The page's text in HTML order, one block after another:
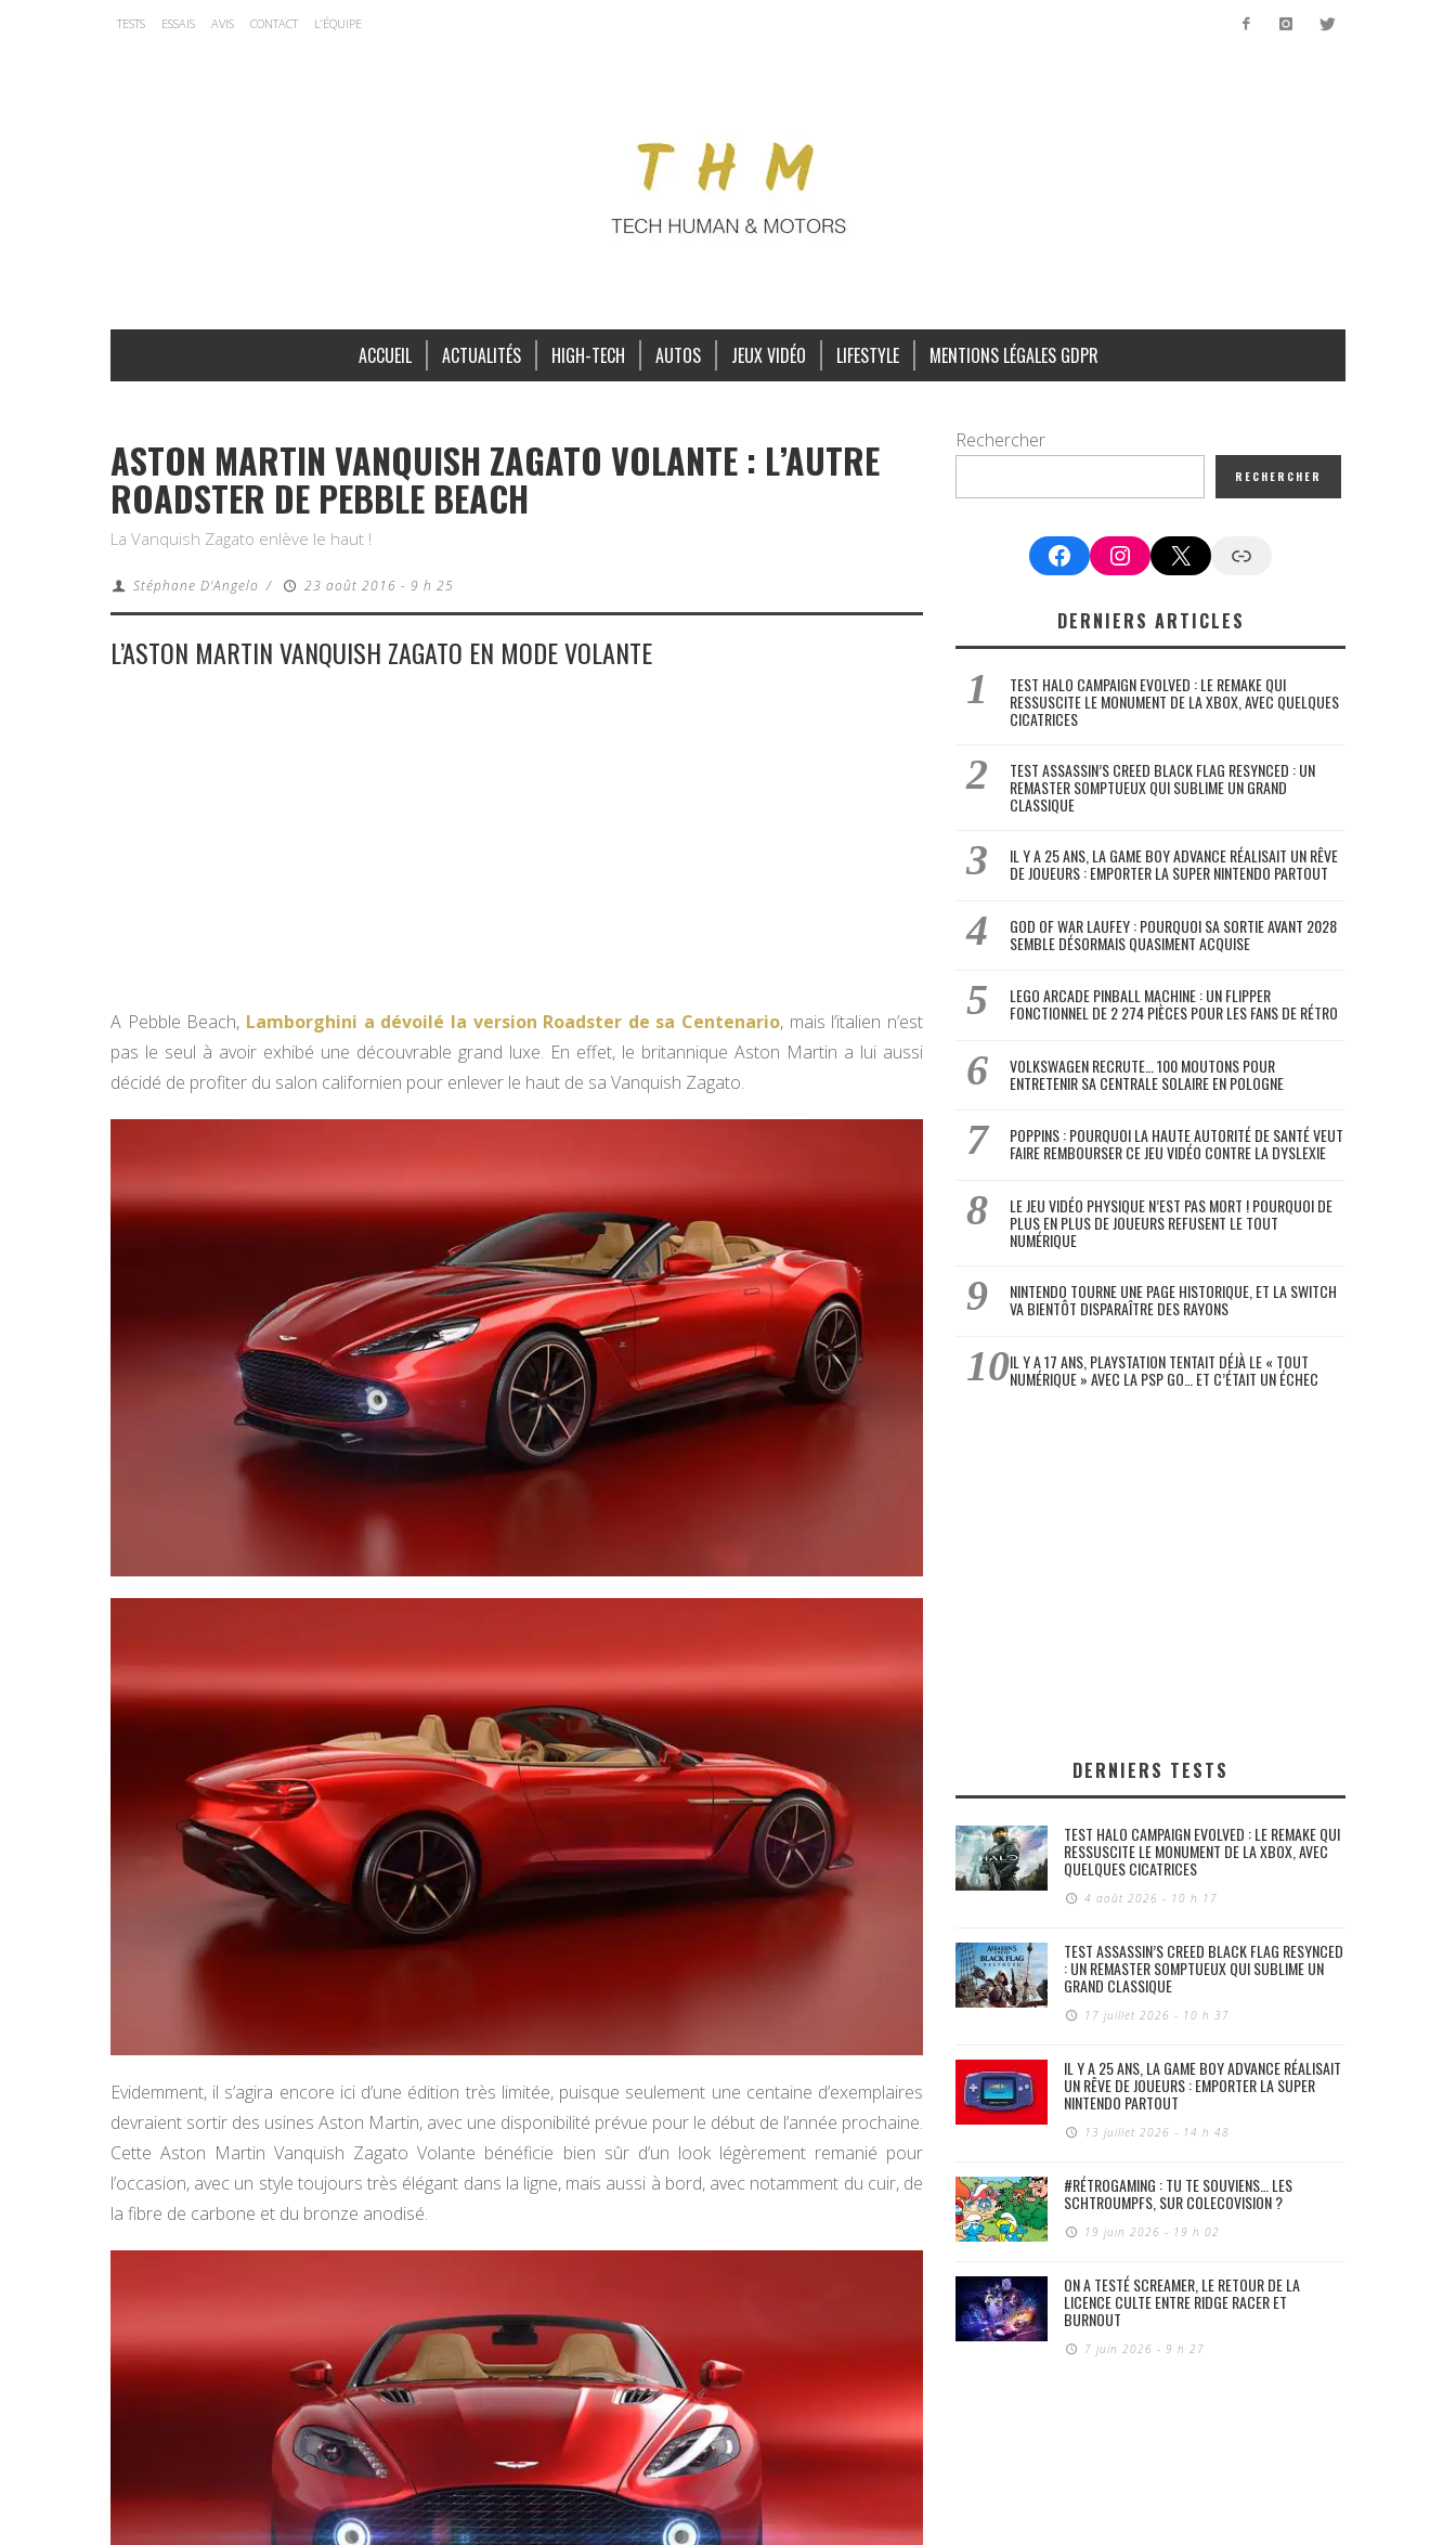
TESTS ESSAIS AVIS CONTACT L’ÉQUIPE
ACCUEIL ACTUALITÉS HIGH-TECH AUTOS JEUX VIDÉO LIFESTYLE MENTIONS LÉGALES GDPR
ASTON MARTIN VANQUISH ZAGATO VOLANTE : L’AUTRE
ROADSTER DE PEBBLE BEACH
La Vanquish Zagato enlève le haut !
Stéphane D'Angelo / 23 août 2016 - 9 h 25
L’ASTON MARTIN VANQUISH ZAGATO EN MODE VOLANTE
A Pebble Beach, Lamborghini a dévoilé la version Roadster de sa Centenario, mais l’italien n’est
pas le seul à avoir exhibé une découvrable grand luxe. En effet, le britannique Aston Martin a lui aussi
décidé de profiter du salon californien pour enlever le haut de sa Vanquish Zagato.
Evidemment, il s’agira encore ici d’une édition très limitée, puisque seulement une centaine d’exemplaires
devraient sortir des usines Aston Martin, avec une disponibilité prévue pour le début de l’année prochaine.
Cette Aston Martin Vanquish Zagato Volante bénéficie bien sûr d’un look légèrement remanié pour
l’occasion, avec un style toujours très élégant dans la ligne, mais aussi à bord, avec notamment du cuir, de
la fibre de carbone et du bronze anodisé.
Rechercher
RECHERCHER
FacebookInstagram
X Google News
DERNIERS ARTICLES
TEST HALO CAMPAIGN EVOLVED : LE REMAKE QUI
RESSUSCITE LE MONUMENT DE LA XBOX, AVEC QUELQUES
CICATRICES
TEST ASSASSIN’S CREED BLACK FLAG RESYNCED : UN
REMASTER SOMPTUEUX QUI SUBLIME UN GRAND
CLASSIQUE
IL Y A 25 ANS, LA GAME BOY ADVANCE RÉALISAIT UN RÊVE
DE JOUEURS : EMPORTER LA SUPER NINTENDO PARTOUT
GOD OF WAR LAUFEY : POURQUOI SA SORTIE AVANT 2028
SEMBLE DÉSORMAIS QUASIMENT ACQUISE
LEGO ARCADE PINBALL MACHINE : UN FLIPPER
FONCTIONNEL DE 2 274 PIÈCES POUR LES FANS DE RÉTRO
VOLKSWAGEN RECRUTE… 100 MOUTONS POUR
ENTRETENIR SA CENTRALE SOLAIRE EN POLOGNE
POPPINS : POURQUOI LA HAUTE AUTORITÉ DE SANTÉ VEUT
FAIRE REMBOURSER CE JEU VIDÉO CONTRE LA DYSLEXIE
LE JEU VIDÉO PHYSIQUE N’EST PAS MORT ! POURQUOI DE
PLUS EN PLUS DE JOUEURS REFUSENT LE TOUT
NUMÉRIQUE
NINTENDO TOURNE UNE PAGE HISTORIQUE, ET LA SWITCH
VA BIENTÔT DISPARAÎTRE DES RAYONS
IL Y A 17 ANS, PLAYSTATION TENTAIT DÉJÀ LE « TOUT
NUMÉRIQUE » AVEC LA PSP GO… ET C’ÉTAIT UN ÉCHEC
DERNIERS TESTS
TEST HALO CAMPAIGN EVOLVED : LE REMAKE QUI
RESSUSCITE LE MONUMENT DE LA XBOX, AVEC
QUELQUES CICATRICES
4 août 2026 - 10 h 17
TEST ASSASSIN’S CREED BLACK FLAG RESYNCED
: UN REMASTER SOMPTUEUX QUI SUBLIME UN
GRAND CLASSIQUE
17 juillet 2026 - 10 h 37
IL Y A 25 ANS, LA GAME BOY ADVANCE RÉALISAIT
UN RÊVE DE JOUEURS : EMPORTER LA SUPER
NINTENDO PARTOUT
13 juillet 2026 - 14 h 48
#RÉTROGAMING : TU TE SOUVIENS… LES
SCHTROUMPFS, SUR COLECOVISION ?
19 juin 2026 - 19 h 02
ON A TESTÉ SCREAMER, LE RETOUR DE LA
LICENCE CULTE ENTRE RIDGE RACER ET
BURNOUT
7 juin 2026 - 9 h 27